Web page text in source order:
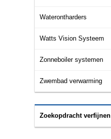
Waterontharders
Watts Vision Systeem
Zonneboiler systemen
Zwembad verwarming
Zoekopdracht verfijnen